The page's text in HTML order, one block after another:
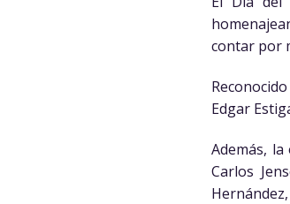
contar por
Edgar
Además,
Carlos